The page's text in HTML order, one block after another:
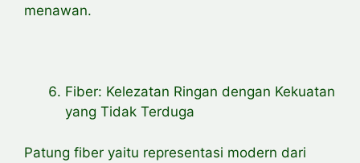
menawan.
Fiber: Kelezatan Ringan dengan Kekuatan
yang Tidak Terduga
Patung fiber yaitu representasi modern dari